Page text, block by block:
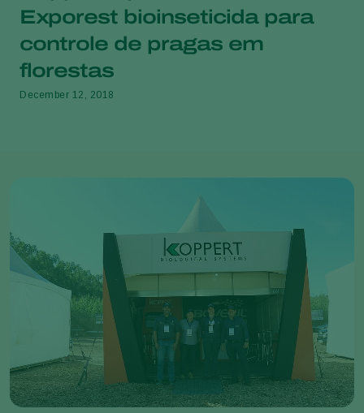
Exporest bioinseticida para
controle de pragas em
florestas
December 12, 2018